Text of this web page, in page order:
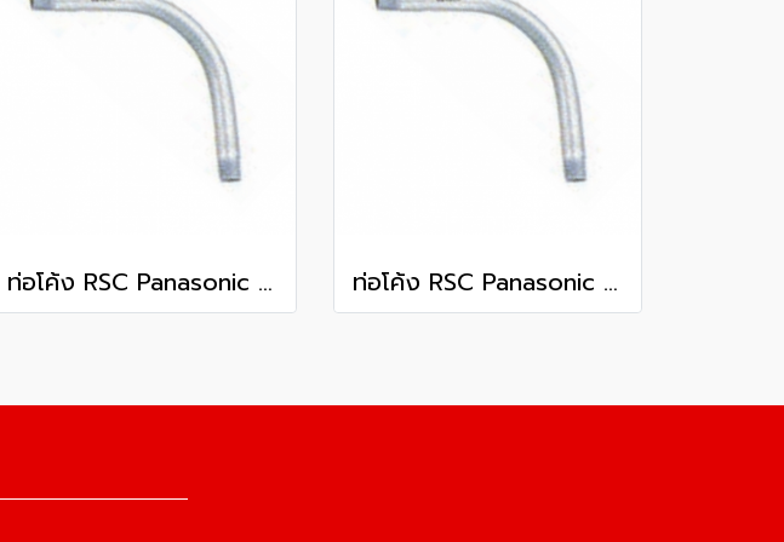
ท่อโค้ง RSC Panasonic 3 1/2 นิ้ว ท่อโค้ง RSC Panasonic 2 1/2 นิ้ว